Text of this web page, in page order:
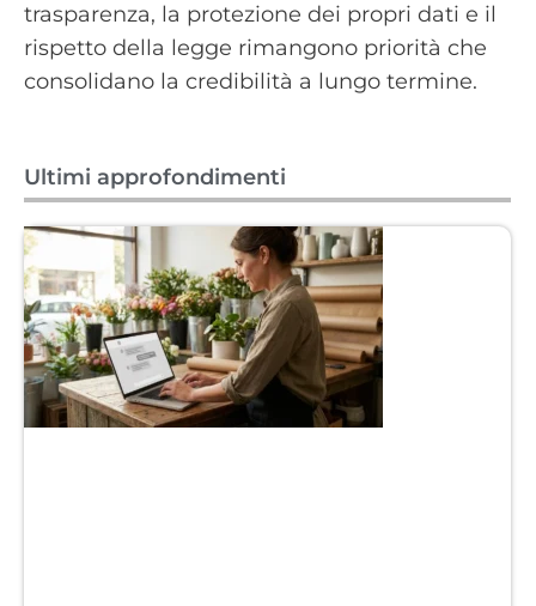
trasparenza, la protezione dei propri dati e il
rispetto della legge rimangono priorità che
consolidano la credibilità a lungo termine.
Ultimi approfondimenti